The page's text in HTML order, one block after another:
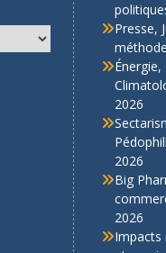
Presse,
2026
2026
Big
2026
Impacts